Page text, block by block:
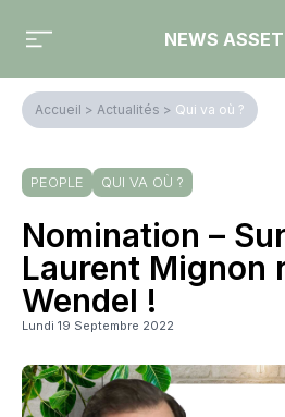
NEWS ASSET
Accueil > Actualités > Qui va où ?
PEOPLE QUI VA OÙ ?
Nomination –
Laurent Mignon
Wendel !
Lundi 19 Septembre 2022